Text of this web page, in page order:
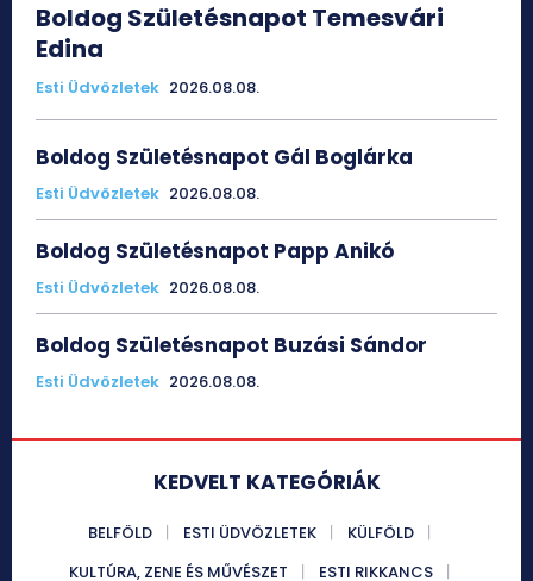
Boldog Születésnapot Temesvári
Edina
Esti Üdvözletek 2026.08.08.
Boldog Születésnapot Gál Boglárka
Esti Üdvözletek 2026.08.08.
Boldog Születésnapot Papp Anikó
Esti Üdvözletek 2026.08.08.
Boldog Születésnapot Buzási Sándor
Esti Üdvözletek 2026.08.08.
KEDVELT KATEGÓRIÁK
BELFÖLD ESTI ÜDVÖZLETEK
KÜLFÖLD
KULTÚRA, ZENE ÉS MŰVÉSZET
ESTI RIKKANCS